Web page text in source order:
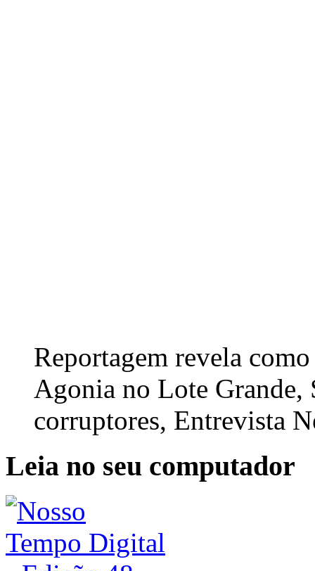
Reportagem revela
Agonia no Lote Grande,
corruptores, Entrevista
Leia no seu computador